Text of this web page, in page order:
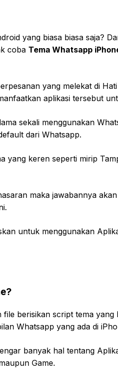
yang biasa biasa saja?
coba Tema Whatsapp
yang melekat di
aplikasi tersebut
sekali menggunakan
dari Whatsapp.
yang keren seperti mirip
maka jawabannya
untuk menggunakan
berisikan script tema yang
Whatsapp yang ada di
banyak hal tentang
Game.